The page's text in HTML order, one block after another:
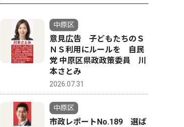
中原区
意見広告 子どもたちのＳ
ＮＳ利用にルールを 自民
党 中原区県政政策委員 川
本さとみ
2026.07.31
中原区
市政レポートNo.189 選ば